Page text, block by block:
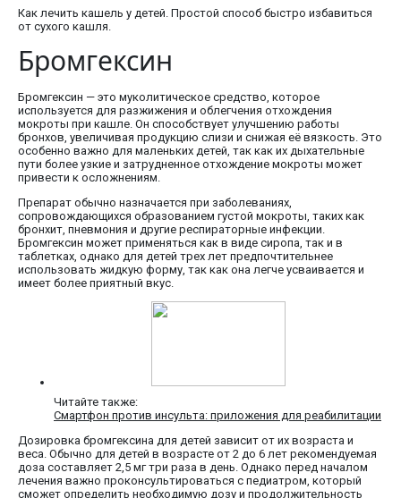
Как лечить кашель у детей. Простой способ быстро избавиться
от сухого кашля.
Бромгексин
Бромгексин — это муколитическое средство, которое
используется для разжижения и облегчения отхождения
мокроты при кашле. Он способствует улучшению работы
бронхов, увеличивая продукцию слизи и снижая её вязкость. Это
особенно важно для маленьких детей, так как их дыхательные
пути более узкие и затрудненное отхождение мокроты может
привести к осложнениям.
Препарат обычно назначается при заболеваниях,
сопровождающихся образованием густой мокроты, таких как
бронхит, пневмония и другие респираторные инфекции.
Бромгексин может применяться как в виде сиропа, так и в
таблетках, однако для детей трех лет предпочтительнее
использовать жидкую форму, так как она легче усваивается и
имеет более приятный вкус.
Читайте также:
Смартфон против инсульта: приложения для реабилитации
Дозировка бромгексина для детей зависит от их возраста и
веса. Обычно для детей в возрасте от 2 до 6 лет рекомендуемая
доза составляет 2,5 мг три раза в день. Однако перед началом
лечения важно проконсультироваться с педиатром, который
сможет определить необходимую дозу и продолжительность